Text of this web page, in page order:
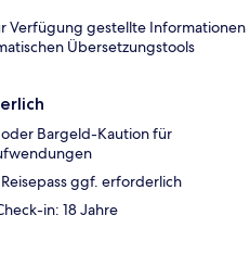
Verfügung gestellte Informationen
Übersetzungstools
Bargeld-Kaution für
ggf. erforderlich
in: 18 Jahre